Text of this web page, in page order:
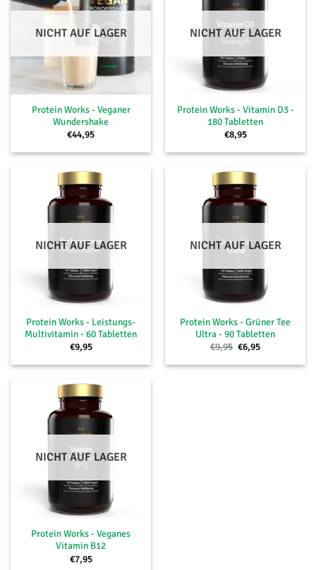
NICHT AUF LAGER
Protein Works - Veganer
Wundershake
€44,95
NICHT AUF LAGER
Protein Works - Vitamin D3 -
180 Tabletten
€8,95
NICHT AUF LAGER
Protein Works - Leistungs-
Multivitamin - 60 Tabletten
€9,95
NICHT AUF LAGER
Protein Works - Grüner Tee
Ultra - 90 Tabletten
€9,95 Ursprünglicher
Preis
war:
€6,95Aktueller
ist:
NICHT AUF LAGER
Protein Works - Veganes
Vitamin B12
€7,95